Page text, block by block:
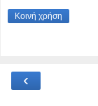
Κοινή χρήση
‹